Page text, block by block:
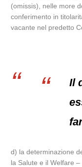
(omissis), nelle more
conferimento in
vacante nel predetto
Il
d) la determinazione
la Salute e il Welfare –